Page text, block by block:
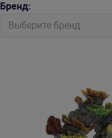
Бренд:
Выберите бренд